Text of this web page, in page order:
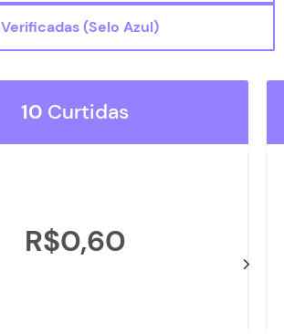
Seguidores TikTok
Status do Pedido
Contato
Verificadas (Selo Azul)
10 Curtidas
R$0,60